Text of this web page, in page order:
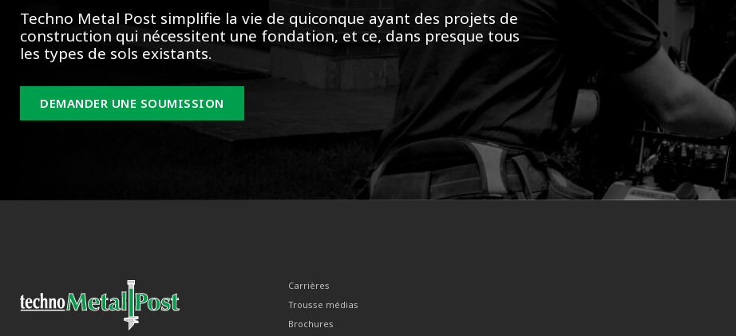
Techno Metal Post simplifie la vie de quiconque ayant des projets de
construction qui nécessitent une fondation, et ce, dans presque tous
les types de sols existants.
DEMANDER UNE SOUMISSION
Carrières
Trousse médias
Brochures